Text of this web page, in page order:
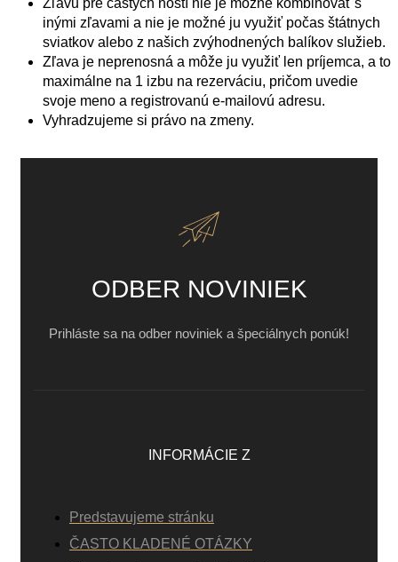
Zľavu pre častých hostí nie je možné kombinovať s
inými zľavami a nie je možné ju využiť počas štátnych
sviatkov alebo z našich zvýhodnených balíkov služieb.
Zľava je neprenosná a môže ju využiť len príjemca, a to
maximálne na 1 izbu na rezerváciu, pričom uvedie
svoje meno a registrovanú e-mailovú adresu.
Vyhradzujeme si právo na zmeny.
ODBER NOVINIEK
Prihláste sa na odber noviniek a špeciálnych ponúk!
INFORMÁCIE Z
Predstavujeme stránku
ČASTO KLADENÉ OTÁZKY